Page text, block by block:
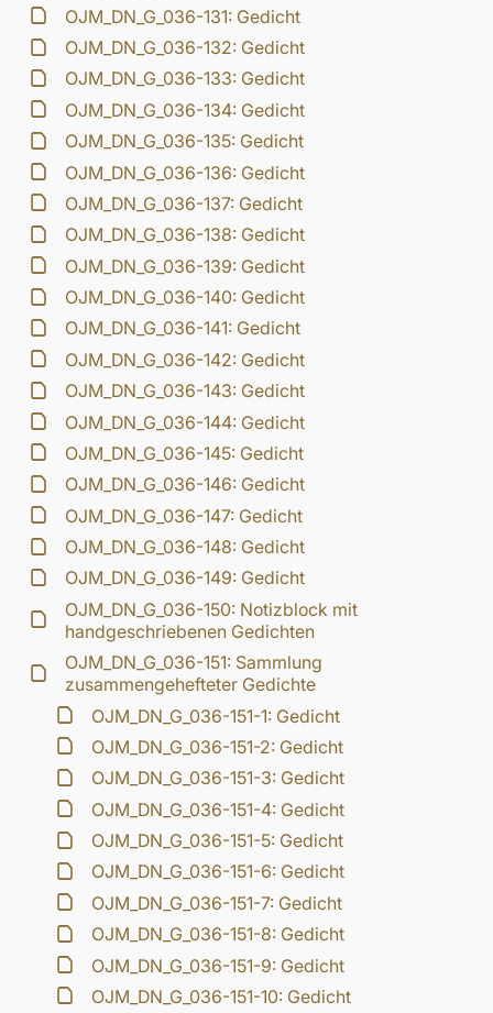
OJM_DN_G_036-131: Gedicht
OJM_DN_G_036-132: Gedicht
OJM_DN_G_036-133: Gedicht
OJM_DN_G_036-134: Gedicht
OJM_DN_G_036-135: Gedicht
OJM_DN_G_036-136: Gedicht
OJM_DN_G_036-137: Gedicht
OJM_DN_G_036-138: Gedicht
OJM_DN_G_036-139: Gedicht
OJM_DN_G_036-140: Gedicht
OJM_DN_G_036-141: Gedicht
OJM_DN_G_036-142: Gedicht
OJM_DN_G_036-143: Gedicht
OJM_DN_G_036-144: Gedicht
OJM_DN_G_036-145: Gedicht
OJM_DN_G_036-146: Gedicht
OJM_DN_G_036-147: Gedicht
OJM_DN_G_036-148: Gedicht
OJM_DN_G_036-149: Gedicht
OJM_DN_G_036-150: Notizblock mit
handgeschriebenen Gedichten
OJM_DN_G_036-151: Sammlung
zusammengehefteter Gedichte
OJM_DN_G_036-151-1: Gedicht
OJM_DN_G_036-151-2: Gedicht
OJM_DN_G_036-151-3: Gedicht
OJM_DN_G_036-151-4: Gedicht
OJM_DN_G_036-151-5: Gedicht
OJM_DN_G_036-151-6: Gedicht
OJM_DN_G_036-151-7: Gedicht
OJM_DN_G_036-151-8: Gedicht
OJM_DN_G_036-151-9: Gedicht
OJM_DN_G_036-151-10: Gedicht